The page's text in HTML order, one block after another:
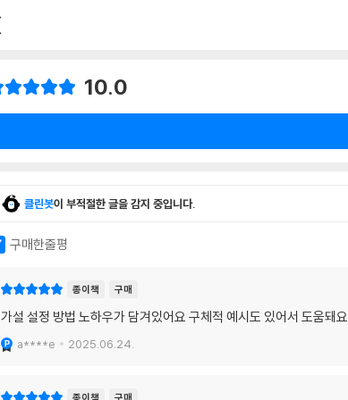
10.0
클린봇이 부적절한 글을 감지 중입니다.
구매한줄평
종이책 구매
가설 설정 방법 노하우가 담겨있어요 구체적 예시도 있어서 도움돼요
a****e 2025.06.24.
종이책 구매